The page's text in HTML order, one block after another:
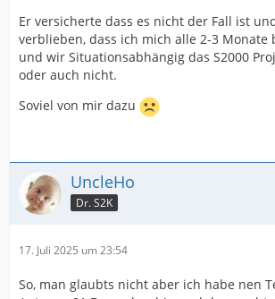
Er versicherte dass es nicht der Fall ist
verblieben, dass ich mich alle 2-3 Monate
und wir Situationsabhängig das S2000
oder auch nicht.
Soviel von mir dazu
UncleHo
Dr. S2K
17. Juli 2025 um 23:54
So, man glaubts nicht aber ich habe nen